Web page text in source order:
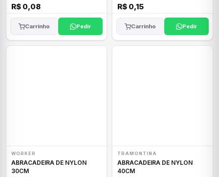
R$ 0,08
Carrinho Pedir
R$ 0,15
Carrinho Pedir
WORKER
ABRACADEIRA DE NYLON
30CM
TRAMONTINA
ABRACADEIRA DE NYLON
40CM